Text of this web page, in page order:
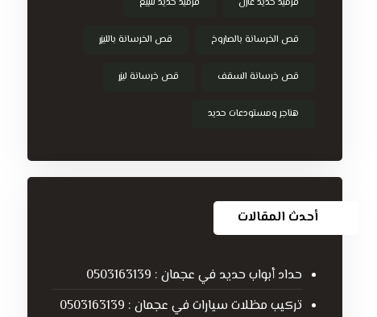
قص الخرسانة بالصاروخ قص الخرسانة بالليزر
قص خرسانة السقف قص خرسانة ليزر
هناجر ومستودعات حديد
أحدث المقالات
حداد أبواب حديد في عجمان : 0503163139
تركيب مظلات سيارات في عجمان : 0503163139